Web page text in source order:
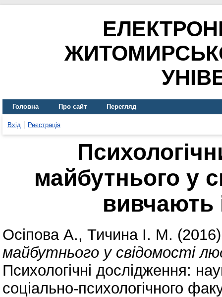
Головна Про сайт Перегляд
Вхід Реєстрація
майбутнього у
вивчають
Осіпова А., Тичина І. М.
майбутнього у свідомості
Психологічні дослідження:
соціально-психологічного